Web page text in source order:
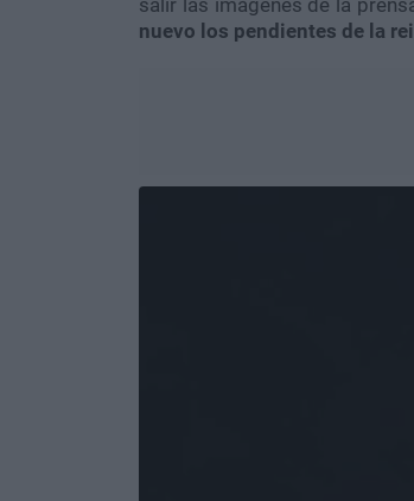
salir las imágenes de la
nuevo los pendientes de la